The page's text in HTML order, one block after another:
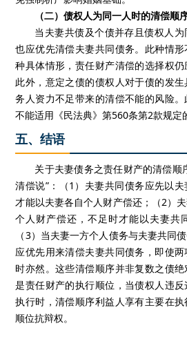
（二）债权人为同一人时的清偿顺
当夫妻共债及个债并存且债权人
也应优先清偿夫妻共同债务。此种情
种具体情形，责任财产清偿的选择权仍
此外，意定之债的债权人对于债的发
务人资力不足带来的清偿不能的风险。
不能适用《民法典》第560条第2款规定
五、结语
关于夫妻债务之责任财产的清偿顺
清偿说”：（1）夫妻共同债务应先以
才能以夫妻各自个人财产偿还；（2）
个人财产偿还，不足时才能以夫妻共
（3）当夫妻一方个人债务与夫妻共同
应优先用来清偿夫妻共同债务，即使
时亦然。这些清偿顺序并非复数之债
是责任财产的执行顺位，当债权人违
执行时，清偿顺序利益人享有主要在
顺位抗辩权。